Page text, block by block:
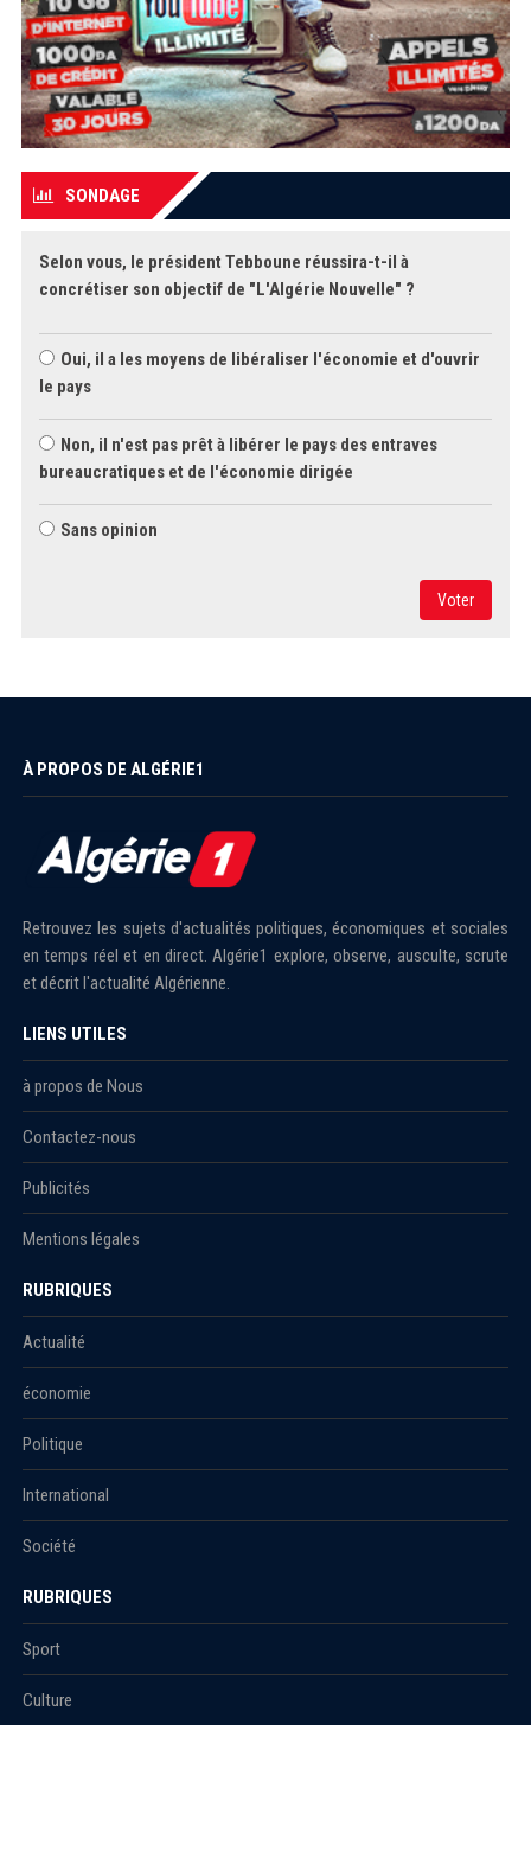
SONDAGE
Selon vous, le président Tebboune réussira-t-il à
concrétiser son objectif de "L'Algérie Nouvelle" ?
Oui, il a les moyens de libéraliser l'économie et d'ouvrir
le pays
Non, il n'est pas prêt à libérer le pays des entraves
bureaucratiques et de l'économie dirigée
Sans opinion
Voter
À PROPOS DE ALGÉRIE1
Retrouvez les sujets d'actualités politiques, économiques et sociales
en temps réel et en direct. Algérie1 explore, observe, ausculte, scrute
et décrit l'actualité Algérienne.
LIENS UTILES
à propos de Nous
Contactez-nous
Publicités
Mentions légales
RUBRIQUES
Actualité
économie
Politique
International
Société
RUBRIQUES
Sport
Culture